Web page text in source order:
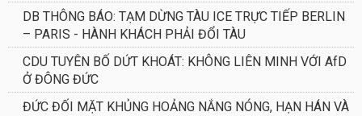
DB THÔNG BÁO: TẠM DỪNG TÀU ICE TRỰC TIẾP BERLIN
– PARIS - HÀNH KHÁCH PHẢI ĐỔI TÀU
CDU TUYÊN BỐ DỨT KHOÁT: KHÔNG LIÊN MINH VỚI AfD
Ở ĐÔNG ĐỨC
ĐỨC ĐỐI MẶT KHỦNG HOẢNG NẮNG NÓNG, HẠN HÁN VÀ